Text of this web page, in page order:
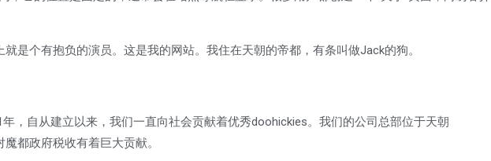
是个有抱负的演员。这是我的网站。我住在天朝的帝都，有条叫做Jack的狗。
，自从建立以来，我们一直向社会贡献着优秀doohickies。我们的公司总部位于天朝
都政府税收有着巨大贡献。